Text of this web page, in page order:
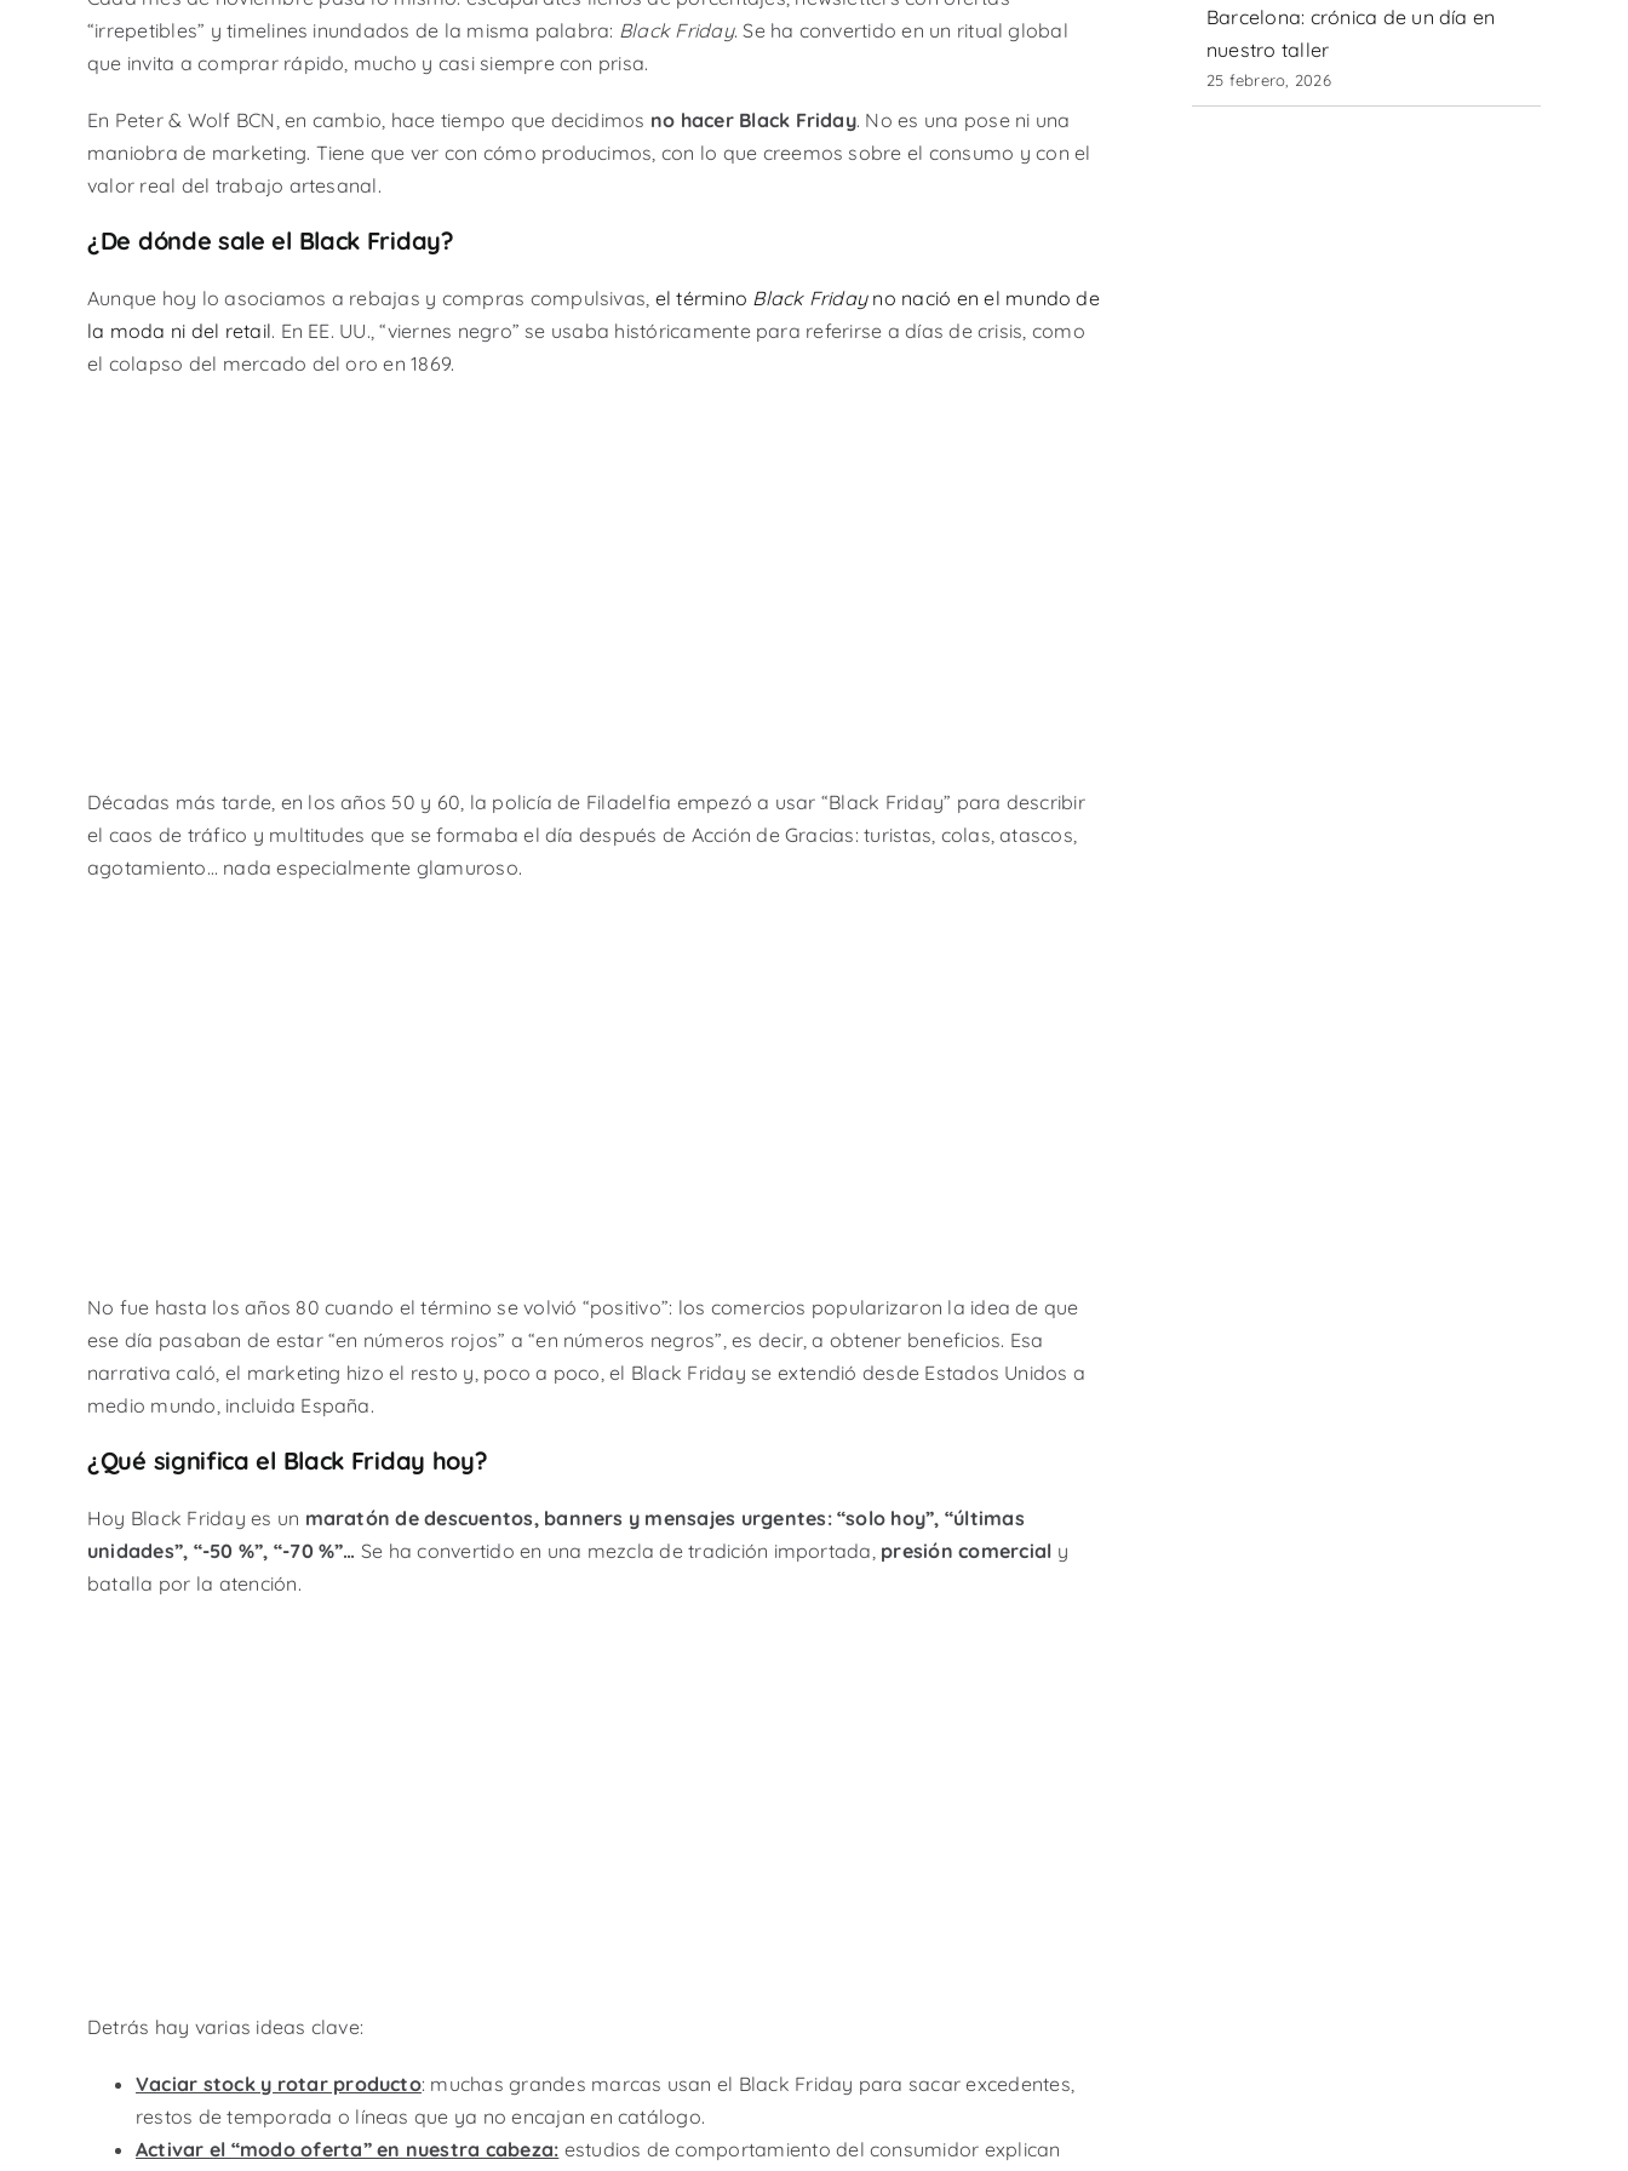
“irrepetibles” y timelines inundados de la misma palabra: Black Friday. Se ha convertido en un ritual global
que invita a comprar rápido, mucho y casi siempre con prisa.
En Peter & Wolf BCN, en cambio, hace tiempo que decidimos no hacer Black Friday. No es una pose ni una
maniobra de marketing. Tiene que ver con cómo producimos, con lo que creemos sobre el consumo y con el
valor real del trabajo artesanal.
¿De dónde sale el Black Friday?
Aunque hoy lo asociamos a rebajas y compras compulsivas, el término Black Fridayno nació en el mundo de
la moda ni del retail. En EE. UU., “viernes negro” se usaba históricamente para referirse a días de crisis, como
el colapso del mercado del oro en 1869.
Décadas más tarde, en los años 50 y 60, la policía de Filadelfia empezó a usar “Black Friday” para describir
el caos de tráfico y multitudes que se formaba el día después de Acción de Gracias: turistas, colas, atascos,
agotamiento… nada especialmente glamuroso.
No fue hasta los años 80 cuando el término se volvió “positivo”: los comercios popularizaron la idea de que
ese día pasaban de estar “en números rojos” a “en números negros”, es decir, a obtener beneficios. Esa
narrativa caló, el marketing hizo el resto y, poco a poco, el Black Friday se extendió desde Estados Unidos a
medio mundo, incluida España.
¿Qué significa el Black Friday hoy?
Hoy Black Friday es un maratón de descuentos, banners y mensajes urgentes: “solo hoy”, “últimas
unidades”, “-50 %”, “-70 %”… Se ha convertido en una mezcla de tradición importada, presión comercial y
batalla por la atención.
Detrás hay varias ideas clave:
Vaciar stock y rotar producto: muchas grandes marcas usan el Black Friday para sacar excedentes,
restos de temporada o líneas que ya no encajan en catálogo.
Activar el “modo oferta” en nuestra cabeza: estudios de comportamiento del consumidor explican
Barcelona: crónica de un día en
nuestro taller
25 febrero, 2026